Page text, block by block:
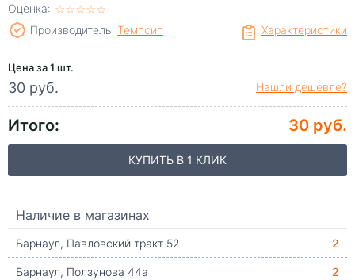
Оценка: ☆☆☆☆☆
★★★★★
Характеристики
Производитель: Темпсип
Цена за 1 шт.
30 руб. Нашли дешевле?
Итого: 30 руб.
КУПИТЬ В 1 КЛИК
Наличие в магазинах
Барнаул, Павловский тракт 52
2
Барнаул, Ползунова 44а
2